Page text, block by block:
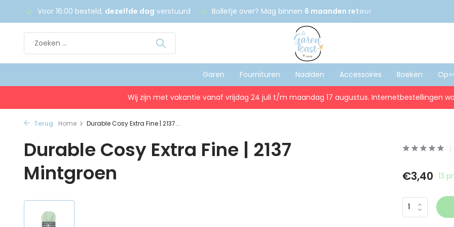
Voor 16:00 besteld, dezelfde dag verstuurd Bolletje over? Mag binnen 6 maanden retour
Garen Fournituren Naalden Accessoires Boeken
Wij zijn met vakantie vanaf vrijdag 24 juli t/m maandag 17 augustus. Internetbestellingen
Terug Home Durable Cosy Extra Fine | 2137...
Durable Cosy Extra Fine | 2137
Mintgroen
€3,40 13